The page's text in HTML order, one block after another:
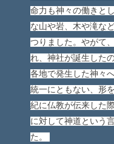
命力も神々の働きと
な山や岩、木や滝な
つりました。やがて
れ、神社が誕生した
各地で発生した神々
統一にともない、形
紀に仏教が伝来した
に対して神道という
た。